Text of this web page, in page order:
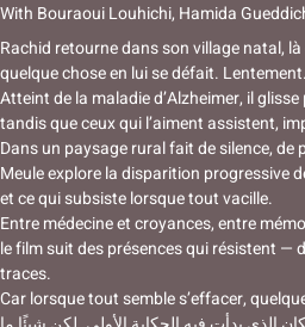
With Bouraoui Louhichi, Hamida
Rachid retourne dans son village natal,
quelque chose en lui se défait. Lentement.
Atteint de la maladie d’Alzheimer, il
tandis que ceux qui l’aiment assistent,
Dans un paysage rural fait de silence, de
Meule explore la disparition progressive
et ce qui subsiste lorsque tout vacille.
Entre médecine et croyances, entre
le film suit des présences qui résistent —
traces.
Car lorsque tout semble s’effacer,